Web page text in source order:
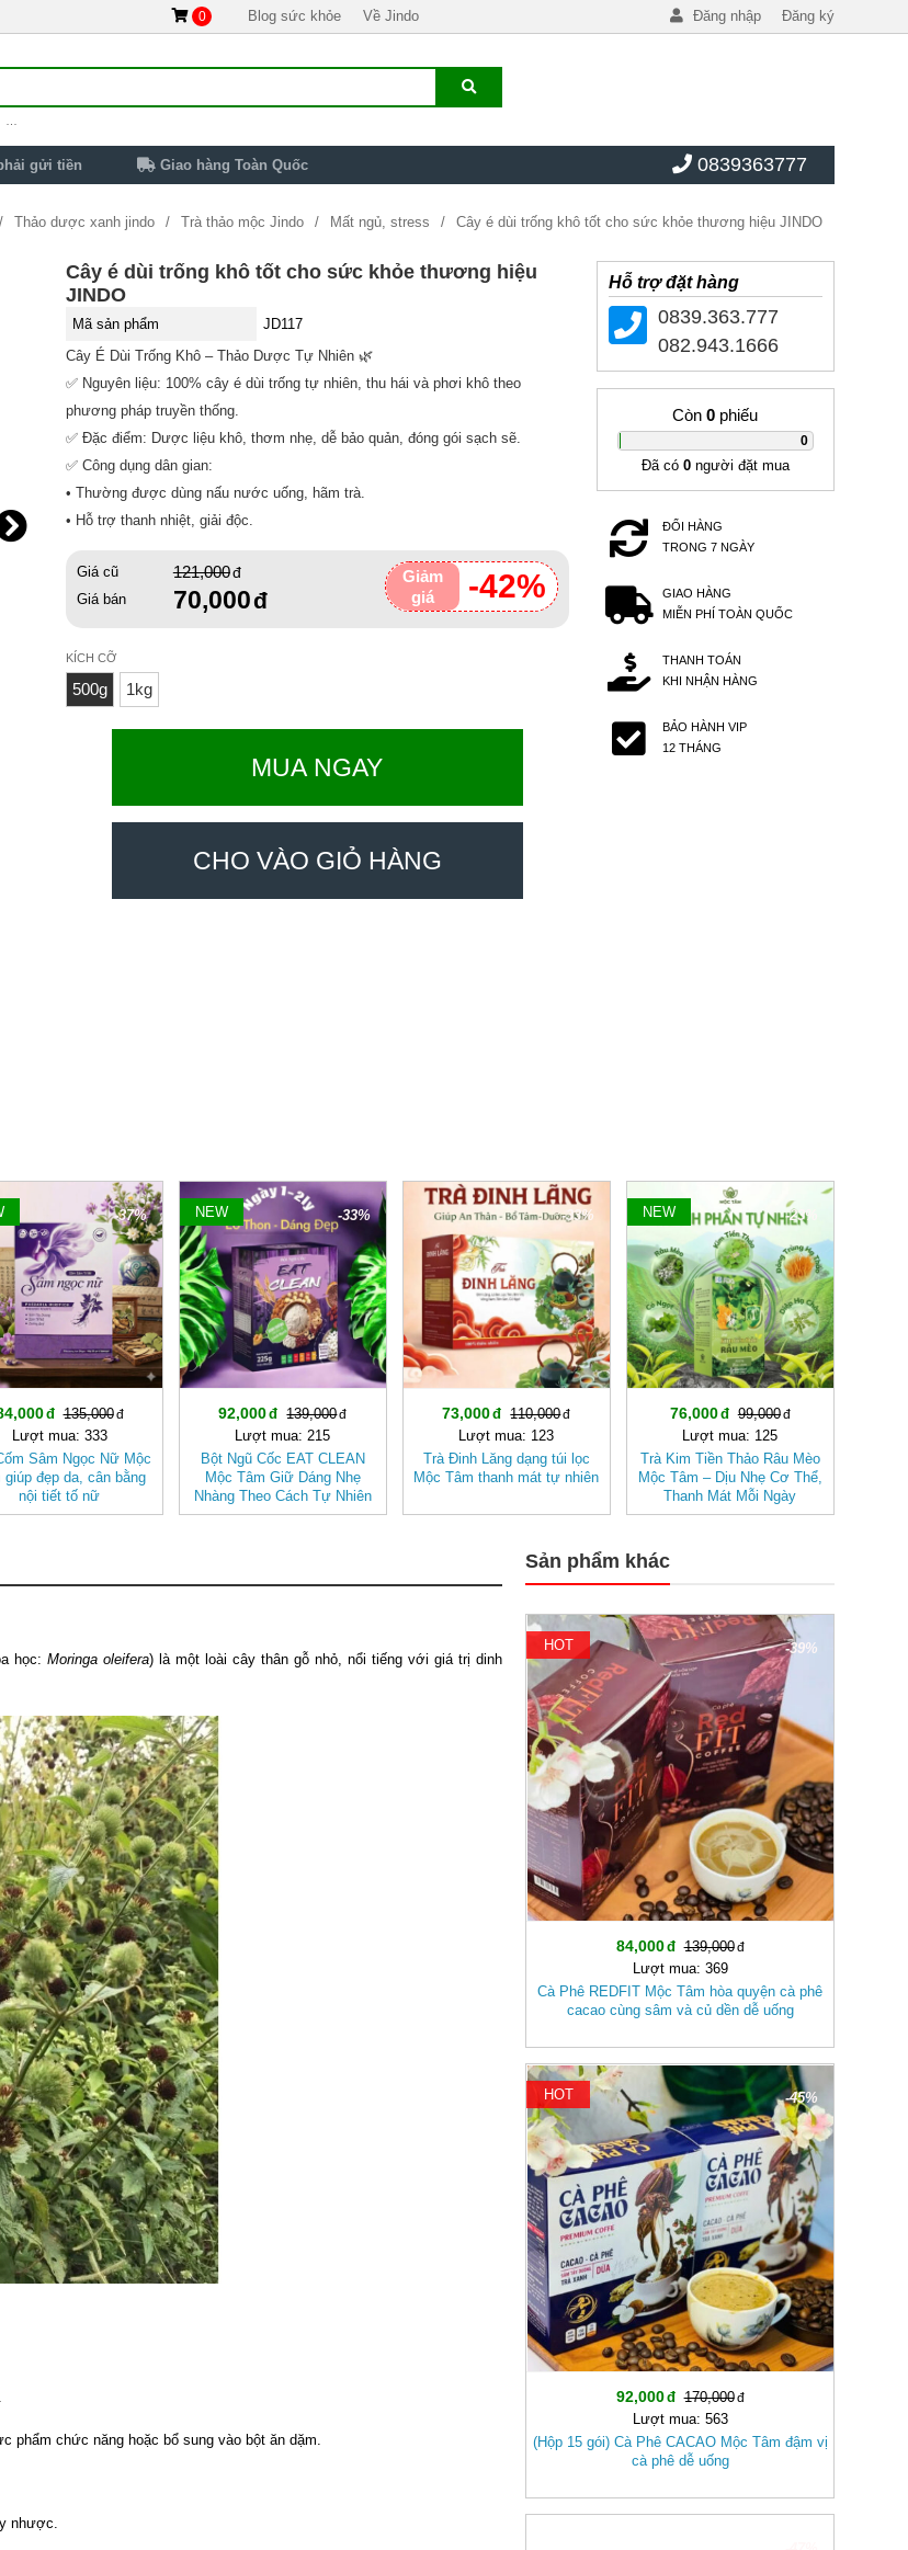
0 Blog sức khỏe Về Jindo Đăng nhập Đăng ký
gửi tiền Giao hàng Toàn Quốc 0839363777
Thảo dược xanh jindo Trà thảo mộc Jindo Mất ngủ, stress Cây é dùi trống khô tốt cho sức khỏe thương hiệu JINDO
Cây é dùi trống khô tốt cho sức khỏe thương hiệu
JINDO
Mã sản phẩm
JD117
Cây É Dùi Trống Khô – Thảo Dược Tự Nhiên 🌿
✅ Nguyên liệu: 100% cây é dùi trống tự nhiên, thu hái và phơi khô theo
phương pháp truyền thống.
✅ Đặc điểm: Dược liệu khô, thơm nhẹ, dễ bảo quản, đóng gói sạch sẽ.
✅ Công dụng dân gian:
• Thường được dùng nấu nước uống, hãm trà.
• Hỗ trợ thanh nhiệt, giải độc.
Giảm
giá
-42%
Giá cũ 121,000
Giá bán 70,000
KÍCH CỠ
500g 1kg
MUA NGAY
CHO VÀO GIỎ HÀNG
Hỗ trợ đặt hàng
0839.363.777
082.943.1666
Còn0 phiếu
0
Đã có 0người đặt mua
ĐỔI HÀNG
TRONG 7 NGÀY
GIAO HÀNG
MIỄN PHÍ TOÀN QUỐC
THANH TOÁN
KHI NHẬN HÀNG
BẢO HÀNH VIP
12 THÁNG
-37%
135,000
Lượt mua: 333
Sâm Ngọc Nữ Mộc
giúp đẹp da, cân bằng
nội tiết tố nữ
-33%
NEW
92,000
139,000
Lượt mua: 215
Bột Ngũ Cốc EAT CLEAN
Mộc Tâm Giữ Dáng Nhẹ
Nhàng Theo Cách Tự Nhiên
-33%
73,000
110,000
Lượt mua: 123
Trà Đinh Lăng dạng túi lọc
Mộc Tâm thanh mát tự nhiên
-23%
NEW
76,000
99,000
Lượt mua: 125
Trà Kim Tiền Thảo Râu Mèo
Mộc Tâm – Dịu Nhẹ Cơ Thể,
Thanh Mát Mỗi Ngày
học: Moringa oleifera) là một loài cây thân gỗ nhỏ, nổi tiếng với giá trị dinh
phẩm chức năng hoặc bổ sung vào bột ăn dặm.
nhược.
Sản phẩm khác
-39%
HOT
84,000
139,000
Lượt mua: 369
Cà Phê REDFIT Mộc Tâm hòa quyện cà phê
cacao cùng sâm và củ dền dễ uống
-45%
HOT
92,000
170,000
Lượt mua: 563
(Hộp 15 gói) Cà Phê CACAO Mộc Tâm đậm vị
cà phê dễ uống